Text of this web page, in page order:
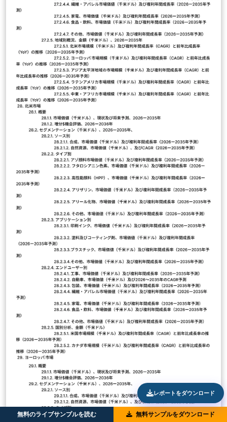
無料のライブサンプルを読む 無料サンプルをダウンロード
レポートをダウンロード